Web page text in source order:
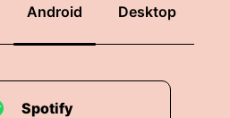
Android Desktop
Spotify